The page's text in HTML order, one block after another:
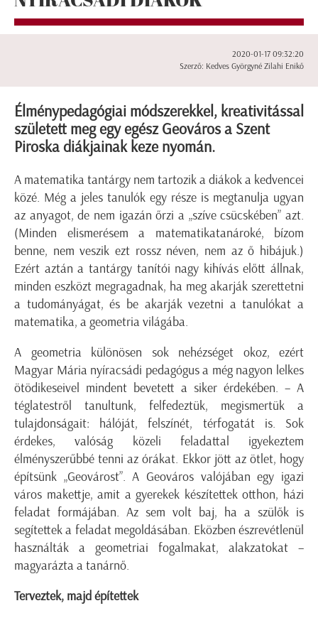
2020-01-17 09:32:20
Szerző: Kedves Györgyné Zilahi Enikő
Élménypedagógiai módszerekkel, kreativitással
született meg egy egész Geováros a Szent
Piroska diákjainak keze nyomán.
A matematika tantárgy nem tartozik a diákok a kedvencei
közé. Még a jeles tanulók egy része is megtanulja ugyan
az anyagot, de nem igazán őrzi a „szíve csücskében” azt.
(Minden elismerésem a matematikatanároké, bízom
benne, nem veszik ezt rossz néven, nem az ő hibájuk.)
Ezért aztán a tantárgy tanítói nagy kihívás előtt állnak,
minden eszközt megragadnak, ha meg akarják szerettetni
a tudományágat, és be akarják vezetni a tanulókat a
matematika, a geometria világába.
A geometria különösen sok nehézséget okoz, ezért
Magyar Mária nyíracsádi pedagógus a még nagyon lelkes
ötödikeseivel mindent bevetett a siker érdekében. – A
téglatestről tanultunk, felfedeztük, megismertük a
tulajdonságait: hálóját, felszínét, térfogatát is. Sok
érdekes, valóság közeli feladattal igyekeztem
élményszerűbbé tenni az órákat. Ekkor jött az ötlet, hogy
építsünk „Geovárost”. A Geováros valójában egy igazi
város makettje, amit a gyerekek készítettek otthon, házi
feladat formájában. Az sem volt baj, ha a szülők is
segítettek a feladat megoldásában. Eközben észrevétlenül
használták a geometriai fogalmakat, alakzatokat –
magyarázta a tanárnő.
Terveztek, majd építettek